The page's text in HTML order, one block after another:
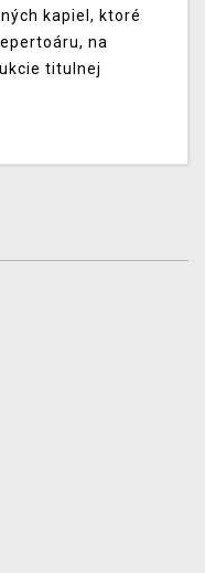
kapiel, ktoré
na
titulnej